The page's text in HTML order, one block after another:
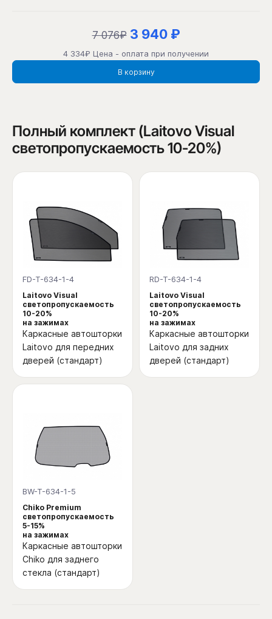
7 076₽ 3 940 ₽
4 334₽ Цена - оплата при получении
В корзину
Полный комплект (Laitovo Visual
светопропускаемость 10-20%)
FD-T-634-1-4
Laitovo Visual
светопропускаемость
10-20%
на зажимах
Каркасные автошторки
Laitovo для передних
дверей (стандарт)
RD-T-634-1-4
Laitovo Visual
светопропускаемость
10-20%
на зажимах
Каркасные автошторки
Laitovo для задних
дверей (стандарт)
BW-T-634-1-5
Chiko Premium
светопропускаемость
5-15%
на зажимах
Каркасные автошторки
Chiko для заднего
стекла (стандарт)